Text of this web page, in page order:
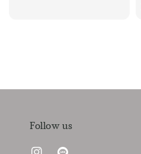
Follow us